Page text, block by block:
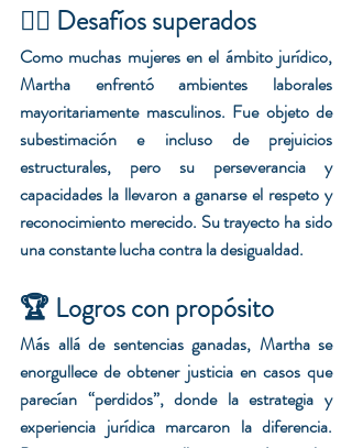
🧗‍♀️ Desafíos superados
Como muchas mujeres en el ámbito jurídico,
Martha enfrentó ambientes laborales
mayoritariamente masculinos. Fue objeto de
subestimación e incluso de prejuicios
estructurales, pero su perseverancia y
capacidades la llevaron a ganarse el respeto y
reconocimiento merecido. Su trayecto ha sido
una constante lucha contra la desigualdad.
🏆 Logros con propósito
Más allá de sentencias ganadas, Martha se
enorgullece de obtener justicia en casos que
parecían “perdidos”, donde la estrategia y
experiencia jurídica marcaron la diferencia.